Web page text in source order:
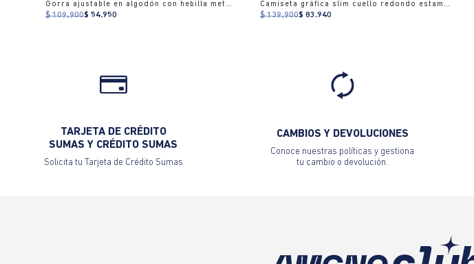
Gorra ajustable en algodón con hebilla metálica
$ 109.900$ 54.950
Camiseta gráfica slim cuello redondo estampado
$ 139.900$ 83.940
TARJETA DE CRÉDITO
SUMAS Y CRÉDITO SUMAS
Solicita tu Tarjeta de Crédito Sumas
CAMBIOS Y DEVOLUCIONES
Conoce nuestras políticas y gestiona
tu cambio o devolución.